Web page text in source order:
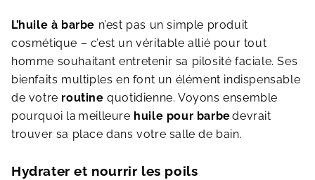
L’huile à barbe n’est pas un simple produit
cosmétique – c’est un véritable allié pour tout
homme souhaitant entretenir sa pilosité faciale. Ses
bienfaits multiples en font un élément indispensable
de votre routinequotidienne. Voyons ensemble
pourquoi la meilleure huile pour barbedevrait
trouver sa place dans votre salle de bain.
Hydrater et nourrir les poils